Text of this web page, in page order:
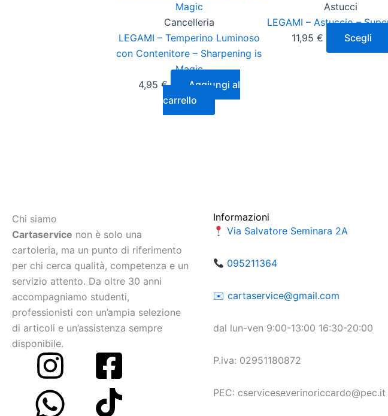
Cancelleria
LEGAMI – Temperino Luminoso
con Contenitore – Sharpening is
Magic
4,95 €
Aggiungi al
carrello
Astucci
LEGAMI – Astuccio –
11,95€ Scegli
Chi siamo
Cartaservice non è solo una
cartoleria, ma un punto di riferimento
per chi cerca qualità, competenza e un
servizio attento. Da oltre 30 anni
accompagniamo studenti,
professionisti con un’ampia selezione
di articoli e un’assistenza sempre
disponibile.
Informazioni
Via Salvatore Seminara 2A
095211364
​​✉️ ​cartaservice@gmail.com
dal lun-ven 9:00-13:00 16:30-20:00
P.iva: 02951180872
PEC: cserviceseverinoriccardo@pec.it